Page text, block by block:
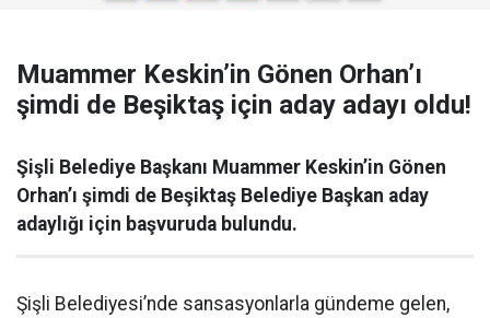
Muammer Keskin’in Gönen Orhan’ı
şimdi de Beşiktaş için aday adayı oldu!
Şişli Belediye Başkanı Muammer Keskin’in Gönen
Orhan’ı şimdi de Beşiktaş Belediye Başkan aday
adaylığı için başvuruda bulundu.
Şişli Belediyesi’nde sansasyonlarla gündeme gelen,